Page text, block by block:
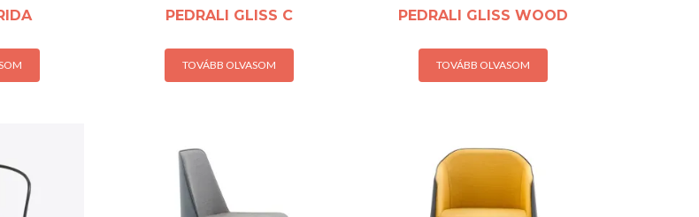
PEDRALI GLISS C
TOVÁBB OLVASOM
PEDRALI GLISS WOOD
TOVÁBB OLVASOM